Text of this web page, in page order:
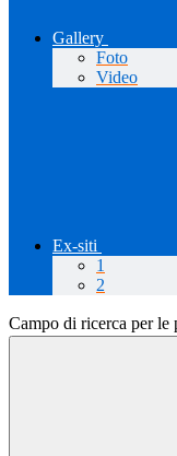
Gallery
Foto
Video
Ex-siti
1
2
Campo di ricerca per le